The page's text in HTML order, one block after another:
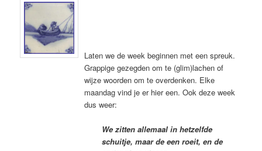
Laten we de week beginnen met een spreuk.
Grappige gezegden om te (glim)lachen of
wijze woorden om te overdenken. Elke
maandag vind je er hier een. Ook deze week
dus weer:
We zitten allemaal in hetzelfde
schuitje, maar de een roeit, en de